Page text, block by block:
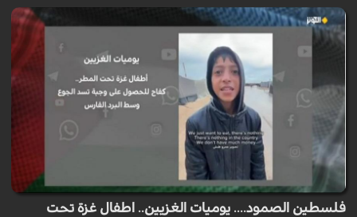
فلسطين الصمود.... يوميات الغزيين.. اطفال غزة تحت